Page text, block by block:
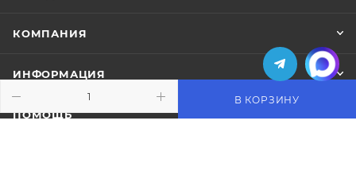
В КОРЗИНУ
КОМПАНИЯ
ИНФОРМАЦИЯ
ПОМОЩЬ